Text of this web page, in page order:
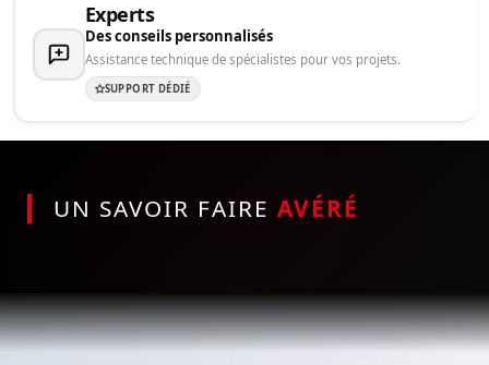
Experts
Des conseils personnalisés
Assistance technique de spécialistes pour vos projets.
SUPPORT DÉDIÉ
UN SAVOIR FAIRE AVÉRÉ